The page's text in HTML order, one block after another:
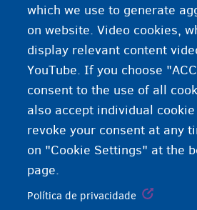
which we use to generate
on website. Video cookies,
display relevant content
YouTube. If you choose
consent to the use of all
also accept individual
revoke your consent at any
on "Cookie Settings" at the
page.
Política de privacidade